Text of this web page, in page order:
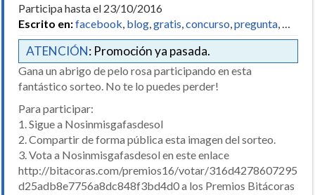
Participa hasta el 23/10/2016
Escrito en:facebook, blog,gratis,concurso,pregunta, …
ATENCIÓN: Promoción ya pasada.
Gana un abrigo de pelo rosa participando en esta
fantástico sorteo. No te lo puedes perder!
Para participar:
1. Sigue a Nosinmisgafasdesol
2. Compartir de forma pública esta imagen del sorteo.
3. Vota a Nosinmisgafasdesol en este enlace
http://bitacoras.com/premios16/votar/316d4278607295
d25adb8e7756a8dc848f3bd4d0 a los Premios Bitácoras